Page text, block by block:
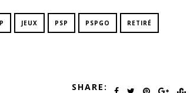
JEUX PSP PSPGO RETIRÉ
SHARE: